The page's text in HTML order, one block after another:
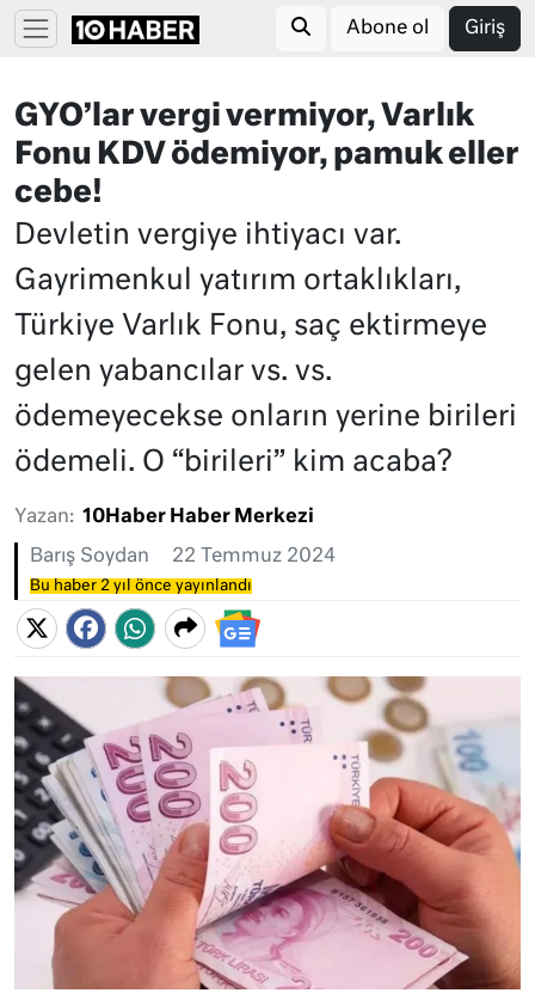
Abone ol Giriş
GYO’lar vergi vermiyor, Varlık
Fonu KDV ödemiyor, pamuk eller
cebe!
Devletin vergiye ihtiyacı var.
Gayrimenkul yatırım ortaklıkları,
Türkiye Varlık Fonu, saç ektirmeye
gelen yabancılar vs. vs.
ödemeyecekse onların yerine birileri
ödemeli. O “birileri” kim acaba?
Yazan: 10Haber Haber Merkezi
Barış Soydan 22 Temmuz 2024
Bu haber 2 yıl önce yayınlandı